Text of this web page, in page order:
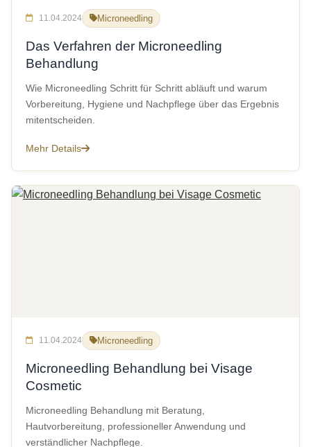
11.04.2024 Microneedling
Das Verfahren der Microneedling
Behandlung
Wie Microneedling Schritt für Schritt abläuft und warum
Vorbereitung, Hygiene und Nachpflege über das Ergebnis
mitentscheiden.
Mehr Details
11.04.2024 Microneedling
Microneedling Behandlung bei Visage
Cosmetic
Microneedling Behandlung mit Beratung,
Hautvorbereitung, professioneller Anwendung und
verständlicher Nachpflege.